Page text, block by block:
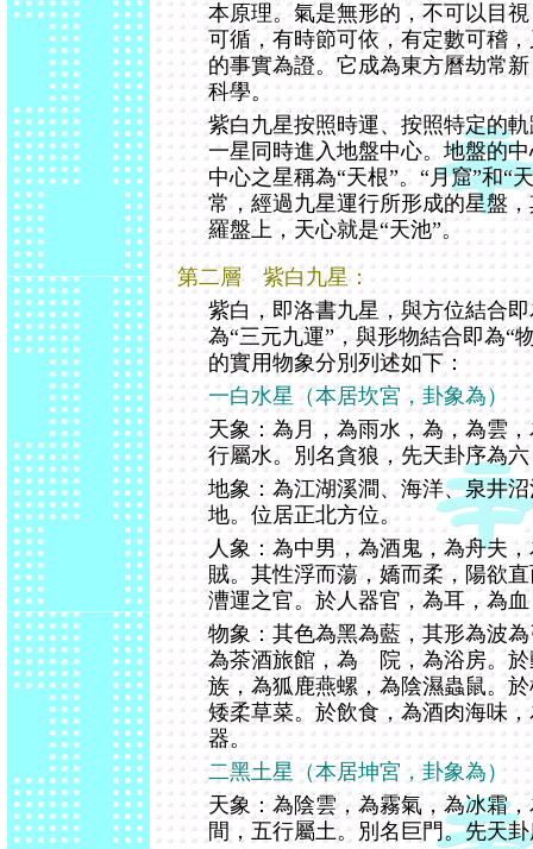
本原理。氣是無形的，不可以目
可循，有時節可依，有定數可稽
的事實為證。它成為東方曆劫常
科學。
紫白九星按照時運、按照特定的
一星同時進入地盤中心。地盤的
中心之星稱為“天根”。“月窟”和“
常，經過九星運行所形成的星盤
羅盤上，天心就是“天池”。
第二層 紫白九星：
紫白，即洛書九星，與方位結合
為“三元九運”，與形物結合即為“
的實用物象分別列述如下：
一白水星（本居坎宮，卦象為）
天象：為月，為雨水，為，為雲
行屬水。別名貪狼，先天卦序為
地象：為江湖溪澗、海洋、泉井
地。位居正北方位。
人象：為中男，為酒鬼，為舟夫
賊。其性浮而蕩，嬌而柔，陽欲
漕運之官。於人器官，為耳，為
物象：其色為黑為藍，其形為波
為茶酒旅館，為 院，為浴房。於
族，為狐鹿燕螺，為陰濕蟲鼠。
矮柔草菜。於飲食，為酒肉海味
器。
二黑土星（本居坤宮，卦象為）
天象：為陰雲，為霧氣，為冰霜
間，五行屬土。別名巨門。先天